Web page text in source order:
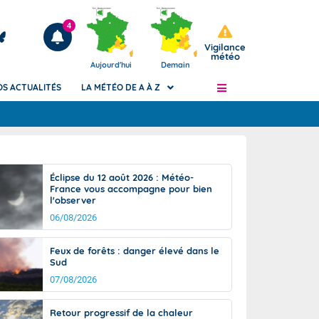
Articles
4
Aujourd'hui Demain
Vigilance
météo
de
Phénomènes dangereux de J+2 à J+7
Avertissement pluies intenses à l'échelle
des communes (Apic)
Bulletins Marine
Bulletins d'estimation du risque
d'avalanche
Météo des forêts
Vigicrues
ACTUALITÉS LA MÉTÉO DE A À Z
Éclipse du 12 août 2026 : Météo-
France vous accompagne pour bien
l'observer
06/08/2026
Feux de forêts : danger élevé dans le
Sud
07/08/2026
Retour progressif de la chaleur